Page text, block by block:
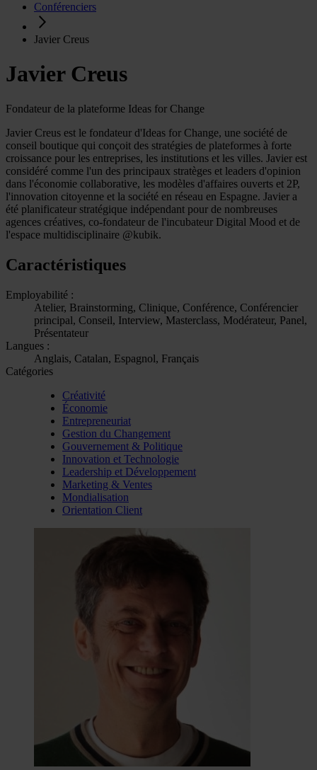
Conférenciers
Javier Creus
Javier Creus
Fondateur de la plateforme Ideas for Change
Javier Creus est le fondateur d'Ideas for Change, une société de
conseil boutique qui conçoit des stratégies de plateformes à forte
croissance pour les entreprises, les institutions et les villes. Javier est
considéré comme l'un des principaux stratèges et leaders d'opinion
dans l'économie collaborative, les modèles d'affaires ouverts et 2P,
l'innovation citoyenne et la société en réseau en Espagne. Javier a
été planificateur stratégique indépendant pour de nombreuses
agences créatives, co-fondateur de l'incubateur Digital Mood et de
l'espace multidisciplinaire @kubik.
Caractéristiques
Employabilité :
Atelier, Brainstorming, Clinique, Conférence, Conférencier
principal, Conseil, Interview, Masterclass, Modérateur, Panel,
Présentateur
Langues :
Anglais, Catalan, Espagnol, Français
Catégories
Créativité
Économie
Entrepreneuriat
Gestion du Changement
Gouvernement & Politique
Innovation et Technologie
Leadership et Développement
Marketing & Ventes
Mondialisation
Orientation Client